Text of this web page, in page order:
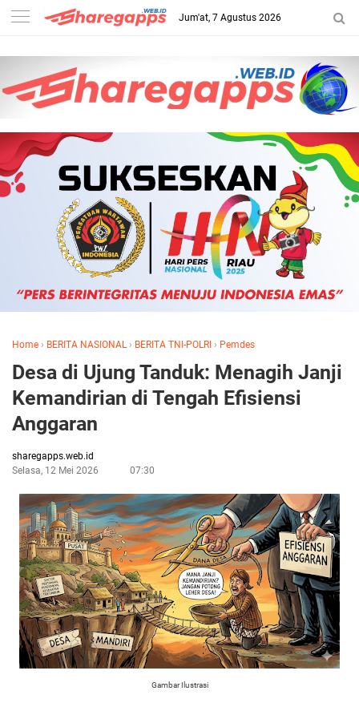
Jum'at, 7 Agustus 2026
Home › BERITA NASIONAL› BERITA TNI-POLRI › Pemdes
Desa di Ujung Tanduk: Menagih Janji
Kemandirian di Tengah Efisiensi
Anggaran
sharegapps.web.id
Selasa, 12 Mei 2026
07:30
Gambar Ilustrasi